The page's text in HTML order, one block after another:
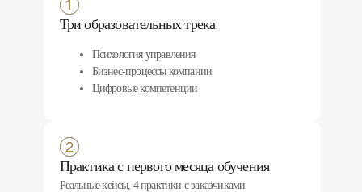
Три образовательных трека
Психология управления
Бизнес-процессы компании
Цифровые компетенции
Практика с первого месяца обучения
Реальные кейсы, 4 практики с заказчиками